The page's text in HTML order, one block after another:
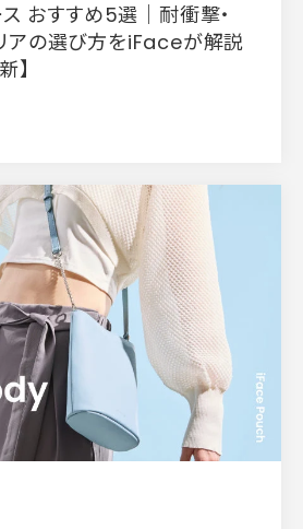
おすすめ5選｜耐衝撃・
アの選び方をiFaceが解説
】